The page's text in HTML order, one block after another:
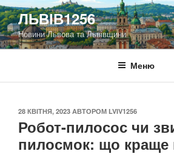
Перейти
до
вмісту
ЛЬВІВ1256
Новини Львова та Львівщини
Меню
ОПУБЛІКОВАНО
28 КВІТНЯ, 2023 АВТОРОМ LVIV1256
Робот-пилосос чи
пилосмок: що краще